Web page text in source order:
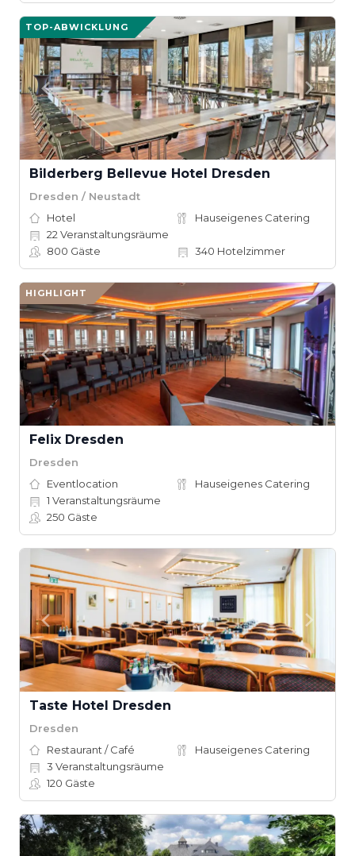
TOP-ABWICKLUNG
Bilderberg Bellevue Hotel Dresden
Dresden / Neustadt
Hotel
Hauseigenes Catering
22 Veranstaltungsräume
800 Gäste 340 Hotelzimmer
HIGHLIGHT
Felix Dresden
Dresden
Eventlocation
Hauseigenes Catering
1 Veranstaltungsräume
250 Gäste
Taste Hotel Dresden
Dresden
Restaurant / Café
Hauseigenes Catering
3 Veranstaltungsräume
120 Gäste